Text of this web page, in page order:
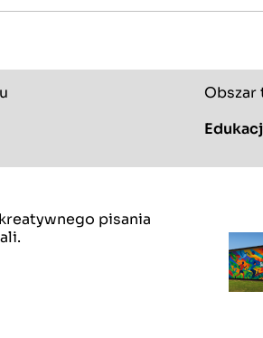
Obszar
pisania